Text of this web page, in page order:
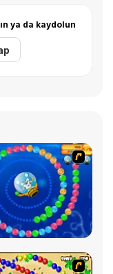
ya da kaydolun